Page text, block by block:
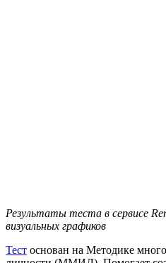
Результаты теста в сервисе
визуальных графиков
Тест основан на Методике